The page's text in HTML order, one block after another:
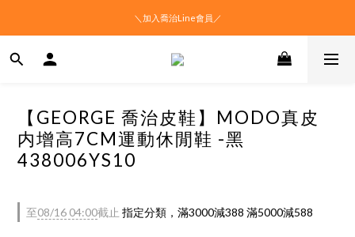
＼加入喬治Line會員／
【GEORGE 喬治皮鞋】MODO真皮
内增高7CM運動休閒鞋 -黑
438006YS10
至08/16 04:00截止 指定分類，滿3000減388 滿5000減588